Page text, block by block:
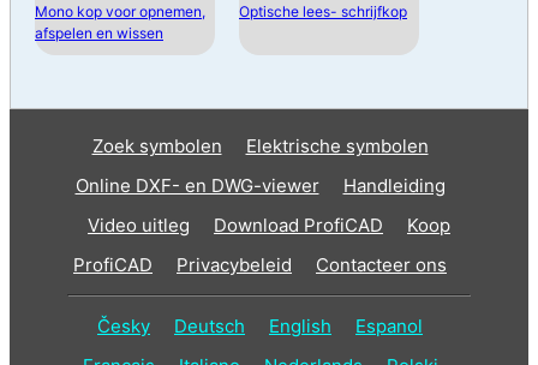
Mono kop voor opnemen,
afspelen en wissen
Optische lees- schrijfkop
Zoek symbolen
Elektrische symbolen
Online DXF- en DWG-viewer
Handleiding
Video uitleg
Download ProfiCAD
Koop
ProfiCAD
Privacybeleid Contacteer ons
Česky Deutsch English
Espanol